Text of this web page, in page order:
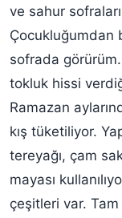
ve sahur
Çocukluğumdan
sofrada
tokluk hissi
Ramazan
kış tüketiliyor.
tereyağı, çam
mayası
çeşitleri var.